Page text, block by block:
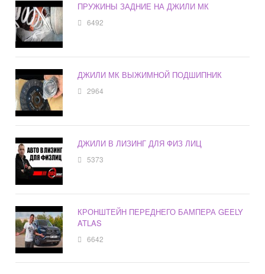
ПРУЖИНЫ ЗАДНИЕ НА ДЖИЛИ МК
6492
ДЖИЛИ МК ВЫЖИМНОЙ ПОДШИПНИК
2964
ДЖИЛИ В ЛИЗИНГ ДЛЯ ФИЗ ЛИЦ
5373
КРОНШТЕЙН ПЕРЕДНЕГО БАМПЕРА GEELY
ATLAS
6642